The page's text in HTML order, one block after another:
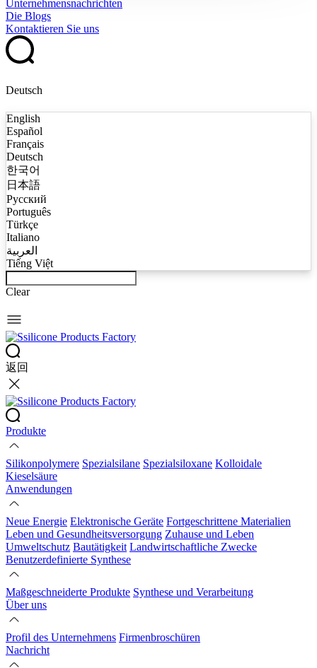
Unternehmensnachrichten
Die Blogs
Kontaktieren Sie uns
Deutsch
English
Español
Français
Deutsch
한국어
日本語
Русский
Português
Türkçe
Italiano
العربية
Tiếng Việt
Clear
返回
Produkte
Silikonpolymere Spezialsilane Spezialsiloxane Kolloidale
Kieselsäure
Anwendungen
Neue Energie Elektronische Geräte Fortgeschrittene Materialien
Leben und Gesundheitsversorgung Zuhause und Leben
Umweltschutz Bautätigkeit Landwirtschaftliche Zwecke
Benutzerdefinierte Synthese
Maßgeschneiderte Produkte Synthese und Verarbeitung
Über uns
Profil des Unternehmens Firmenbroschüren
Nachricht